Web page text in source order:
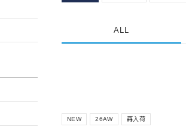
ALL
NEW 26AW 再入荷